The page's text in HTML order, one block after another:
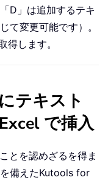
D」は追加するテキ
て変更可能です）。
得します。
テキスト
で挿入
とを認めざるを得ま
備えたKutools for